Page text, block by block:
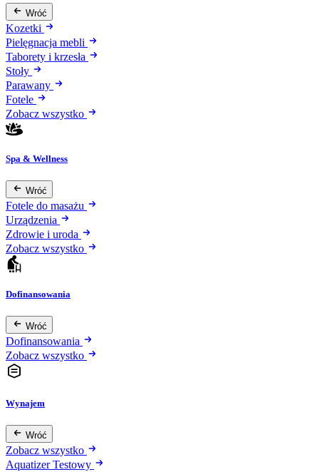
Wróć
Kozetki
Pielęgnacja mebli
Taborety i krzesła
Stoły
Parawany
Fotele
Zobacz wszystko
Spa & Wellness
Wróć
Fotele do masażu
Urządzenia
Zdrowie i uroda
Zobacz wszystko
Dofinansowania
Wróć
Dofinansowania
Zobacz wszystko
Wynajem
Wróć
Zobacz wszystko
Aquatizer Testowy